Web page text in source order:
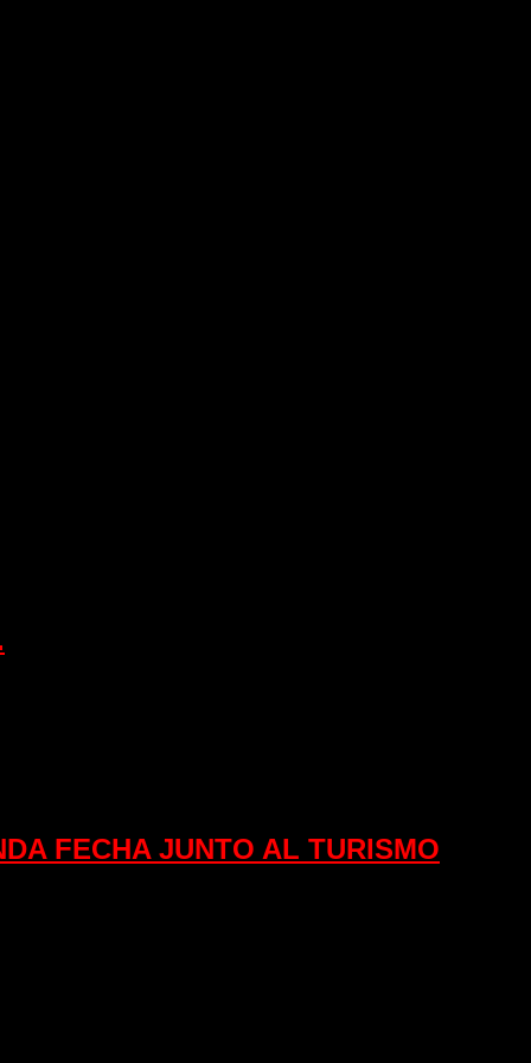
FECHA JUNTO AL TURISMO